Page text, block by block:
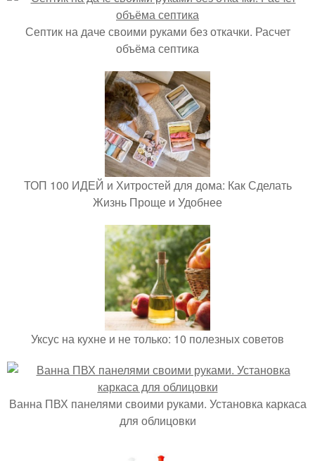
Септик на даче своими руками без откачки. Расчет
объёма септика
ТОП 100 ИДЕЙ и Хитростей для дома: Как Сделать
Жизнь Проще и Удобнее
Уксус на кухне и не только: 10 полезных советов
Ванна ПВХ панелями своими руками. Установка каркаса
для облицовки